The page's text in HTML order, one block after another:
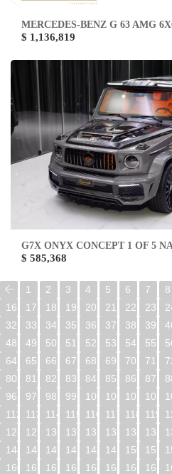
MERCEDES-BENZ G 63 AMG
$ 1,136,819
G7X ONYX CONCEPT 1 OF 5
$ 585,368
1 2 3 4 5 6 7 8
16
17 18 19 20 21 22 23
32
33 34 35 36 37 38 39
48
49 50 51 52 53 54 55
64
65 66 67 68 69 70 71
80
81 82 83 84 85 86 87
96
97 98 99 100 101 102 103
112
113 114 115 116 117 118 119
128
129 130 131 132 133 134 135
144
145 146 147 148 149 150 151
160
161 162 163 164 165 166 167